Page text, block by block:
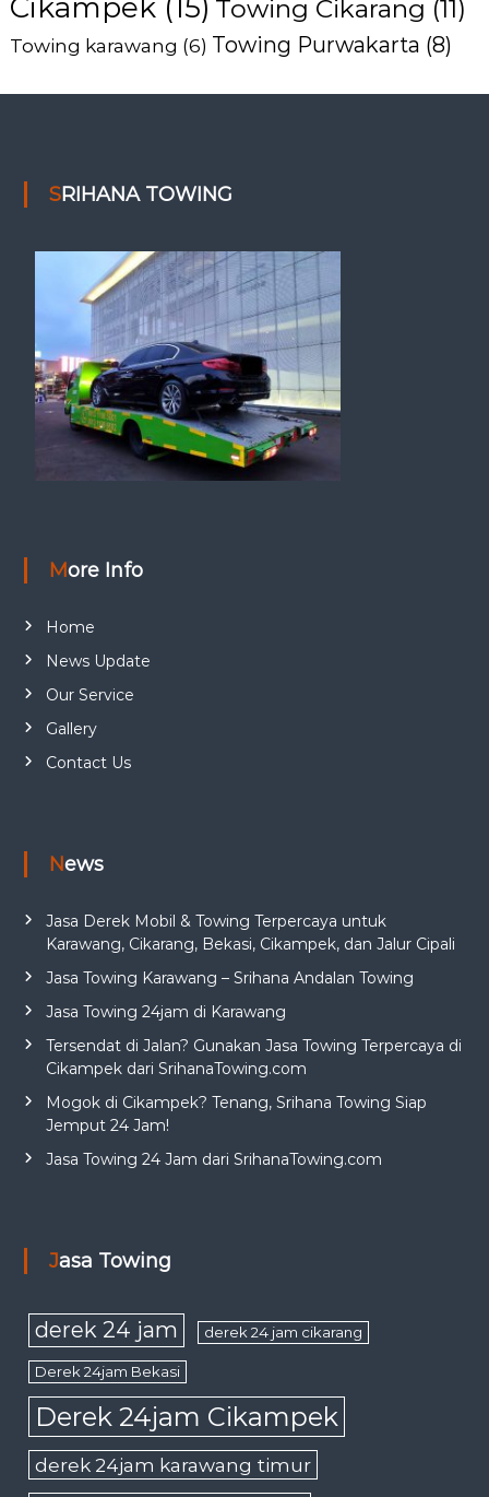
Cikampek(15) Towing Cikarang (11)
Towing karawang (6) Towing Purwakarta (8)
SRIHANA TOWING
More Info
Home
News Update
Our Service
Gallery
Contact Us
News
Jasa Derek Mobil & Towing Terpercaya untuk
Karawang, Cikarang, Bekasi, Cikampek, dan Jalur Cipali
Jasa Towing Karawang – Srihana Andalan Towing
Jasa Towing 24jam di Karawang
Tersendat di Jalan? Gunakan Jasa Towing Terpercaya di
Cikampek dari SrihanaTowing.com
Mogok di Cikampek? Tenang, Srihana Towing Siap
Jemput 24 Jam!
Jasa Towing 24 Jam dari SrihanaTowing.com
Jasa Towing
derek 24 jam derek 24 jam cikarang
Derek 24jam Bekasi
Derek 24jam Cikampek
derek 24jam karawang timur